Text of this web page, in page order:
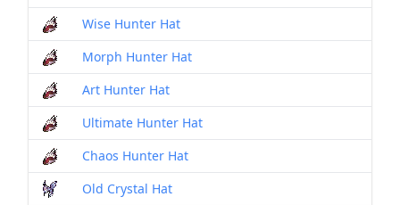
Wise Hunter Hat
Morph Hunter Hat
Art Hunter Hat
Ultimate Hunter Hat
Chaos Hunter Hat
Old Crystal Hat